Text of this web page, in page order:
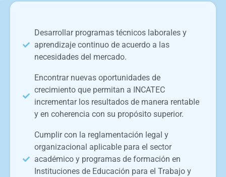
Desarrollar programas técnicos laborales y
aprendizaje continuo de acuerdo a las
necesidades del mercado.
Encontrar nuevas oportunidades de
crecimiento que permitan a INCATEC
incrementar los resultados de manera rentable
y en coherencia con su propósito superior.
Cumplir con la reglamentación legal y
organizacional aplicable para el sector
académico y programas de formación en
Instituciones de Educación para el Trabajo y